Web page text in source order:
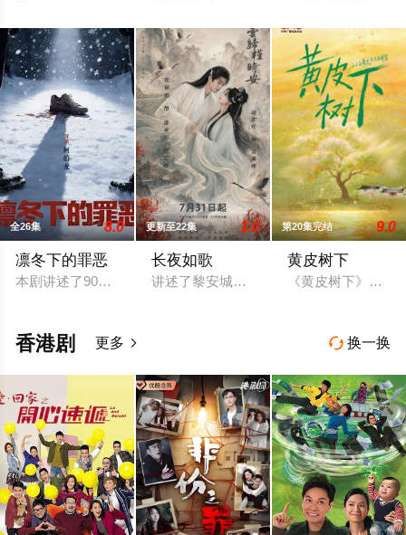
全26集 8.0
凛冬下的罪恶
本剧讲述了90年代末，怒河市刑侦支队在无普及监控、无DNA
更新至22集 1.0
长夜如歌
讲述了黎安城大郡主棠溪槿与烈云峥之间
第20集完结 9.0
黄皮树下
《黄皮树下》是
 换一换
香港剧 更多 